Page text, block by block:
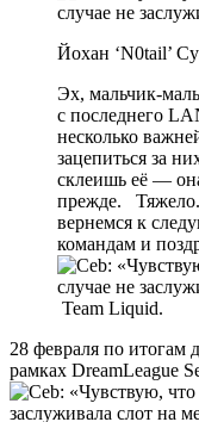
Йохан ‘N0tail’
Эх, мальчик-
с последнего
несколько
зацепиться за
склеишь её —
прежде.
вернемся к
командам и
Team Liquid.
28 февраля по итогам
рамках DreamLeague